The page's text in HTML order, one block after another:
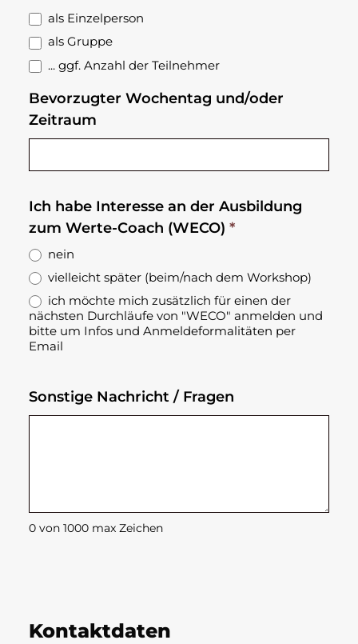
als Einzelperson
als Gruppe
... ggf. Anzahl der Teilnehmer
Bevorzugter Wochentag und/oder
Zeitraum
Ich habe Interesse an der Ausbildung
zum Werte-Coach (WECO) *
nein
vielleicht später (beim/nach dem Workshop)
ich möchte mich zusätzlich für einen der
nächsten Durchläufe von "WECO" anmelden und
bitte um Infos und Anmeldeformalitäten per
Email
Sonstige Nachricht / Fragen
0 von 1000 max Zeichen
Kontaktdaten